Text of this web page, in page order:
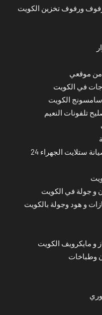
ورفوف تخزين الكويت
من موقعي
في الكويت
الكويت
تلفونات النعيم
فني تصليح ستلايت الجهراء فني صيانة ستلايت الجهراء 24
و جولة في الكويت
و هود وجولة بالكويت
و مايكرويف الكويت
وطباخات